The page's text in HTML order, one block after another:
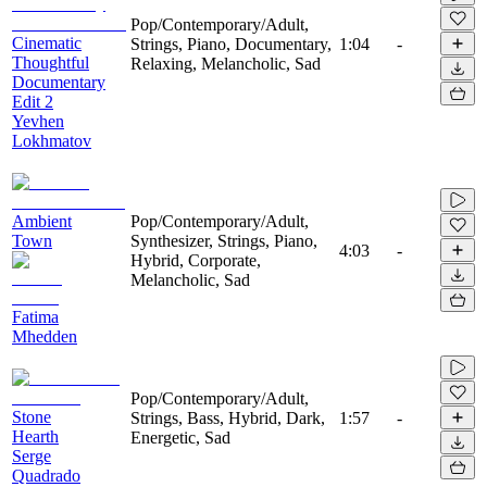
Cinematic
Thoughtful
Documentary
Edit 2
Yevhen
Lokhmatov
Pop/Contemporary/Adult,
Strings, Piano, Documentary,
Relaxing, Melancholic, Sad
1:04 -
Ambient
Town
Fatima
Mhedden
Pop/Contemporary/Adult,
Synthesizer, Strings, Piano,
Hybrid, Corporate,
Melancholic, Sad
4:03 -
Stone
Hearth
Serge
Quadrado
Pop/Contemporary/Adult,
Strings, Bass, Hybrid, Dark,
Energetic, Sad
1:57 -